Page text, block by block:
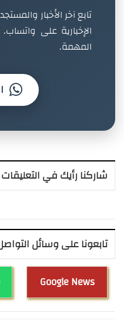
تابع آخر الأخبار
الإخبارية على
المهمة.
شاركنا رأيك في التعليقات
تابعونا على وسائل
Google News